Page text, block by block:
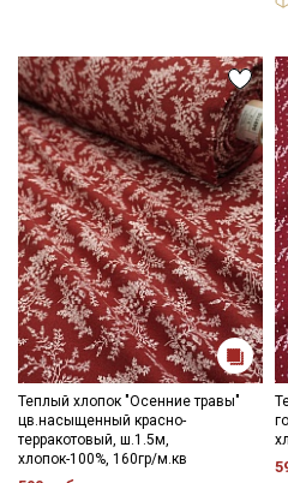
Теплый хлопок "Осенние травы"
цв.насыщенный красно-
терракотовый, ш.1.5м,
хлопок-100%, 160гр/м.кв